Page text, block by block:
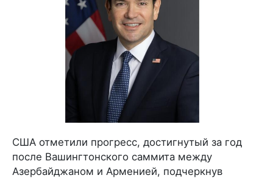
США отметили прогресс, достигнутый за год
после Вашингтонского саммита между
Азербайджаном и Арменией, подчеркнув